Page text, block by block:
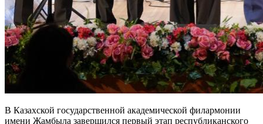
В Казахской государственной академической филармонии
имени Жамбыла завершился первый этап республиканского